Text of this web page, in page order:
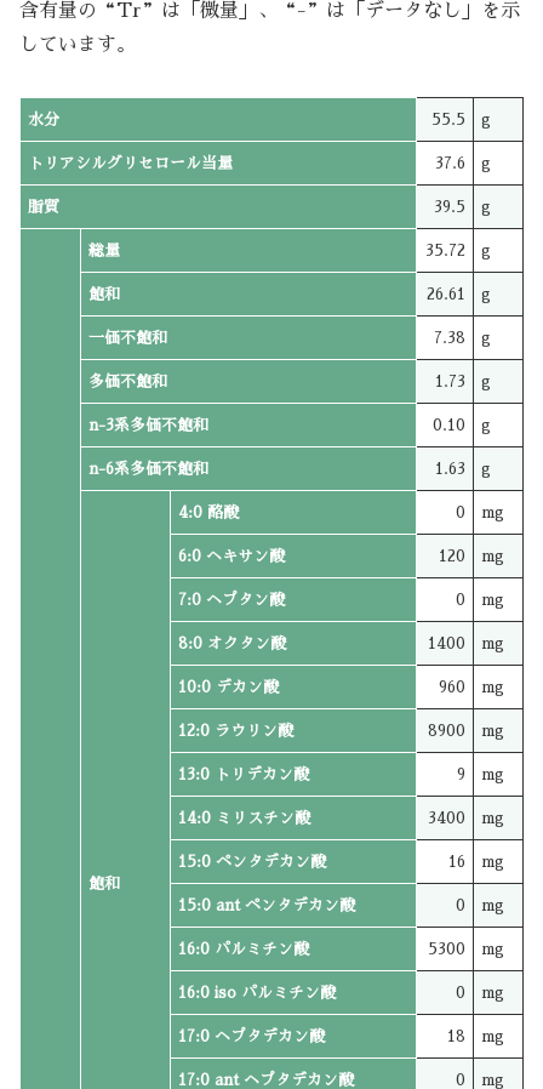
含有量の“Tr”は「微量」、“-”は「データなし」を示
しています。
水分 55.5 g
トリアシルグリセロール当量 37.6 g
脂質 39.5 g
総量 35.72 g
飽和 26.61 g
一価不飽和 7.38 g
多価不飽和 1.73 g
n-3系多価不飽和 0.10 g
n-6系多価不飽和 1.63 g
飽和
4:0 酪酸 0 mg
6:0 ヘキサン酸 120 mg
7:0 ヘプタン酸 0 mg
8:0 オクタン酸 1400 mg
10:0 デカン酸 960 mg
12:0 ラウリン酸 8900 mg
13:0 トリデカン酸 9 mg
14:0 ミリスチン酸 3400 mg
15:0 ペンタデカン酸 16 mg
15:0 ant ペンタデカン酸 0 mg
16:0 パルミチン酸 5300 mg
16:0 iso パルミチン酸 0 mg
17:0 ヘプタデカン酸 18 mg
17:0 ant ヘプタデカン酸 0 mg